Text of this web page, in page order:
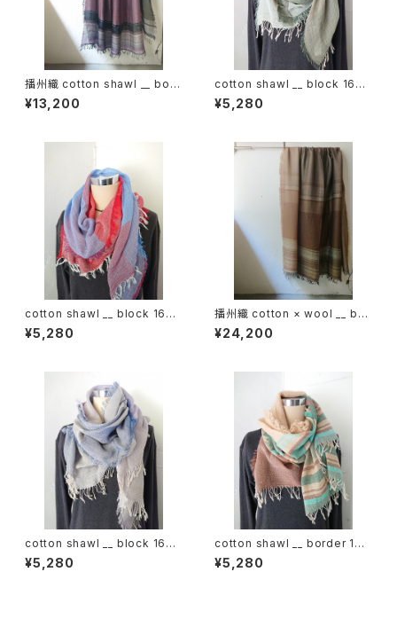
播州織 cotton shawl __ bord
er 220-120 紫電GK
¥13,200
cotton shawl __ block 160
深閑w
¥5,280
cotton shawl __ block 160
初日影w
¥5,280
播州織 cotton × wool __ bor
der 220-120 枯野GK
¥24,200
cotton shawl __ block 160
桔梗w
¥5,280
cotton shawl __ border 160
湧水w
¥5,280